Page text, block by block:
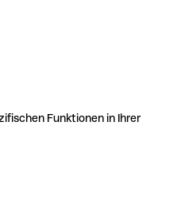
Funktionen in Ihrer